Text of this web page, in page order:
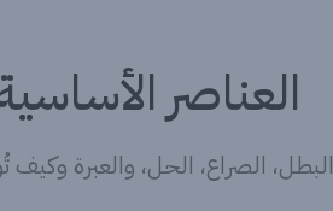
العناصر
البطل، الصراع، الحل، والعبرة